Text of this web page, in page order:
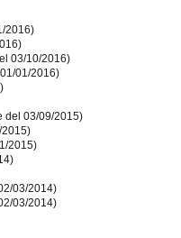
2016)
03/10/2016)
01/2016)
del 03/09/2015)
2015)
2015)
03/2014)
03/2014)